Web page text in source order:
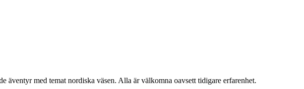
med temat nordiska väsen. Alla är välkomna oavsett tidigare erfarenhet.